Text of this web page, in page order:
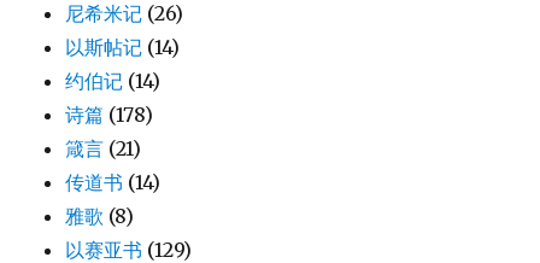
尼希米记 (26)
以斯帖记 (14)
约伯记 (14)
诗篇 (178)
箴言 (21)
传道书 (14)
雅歌 (8)
以赛亚书 (129)